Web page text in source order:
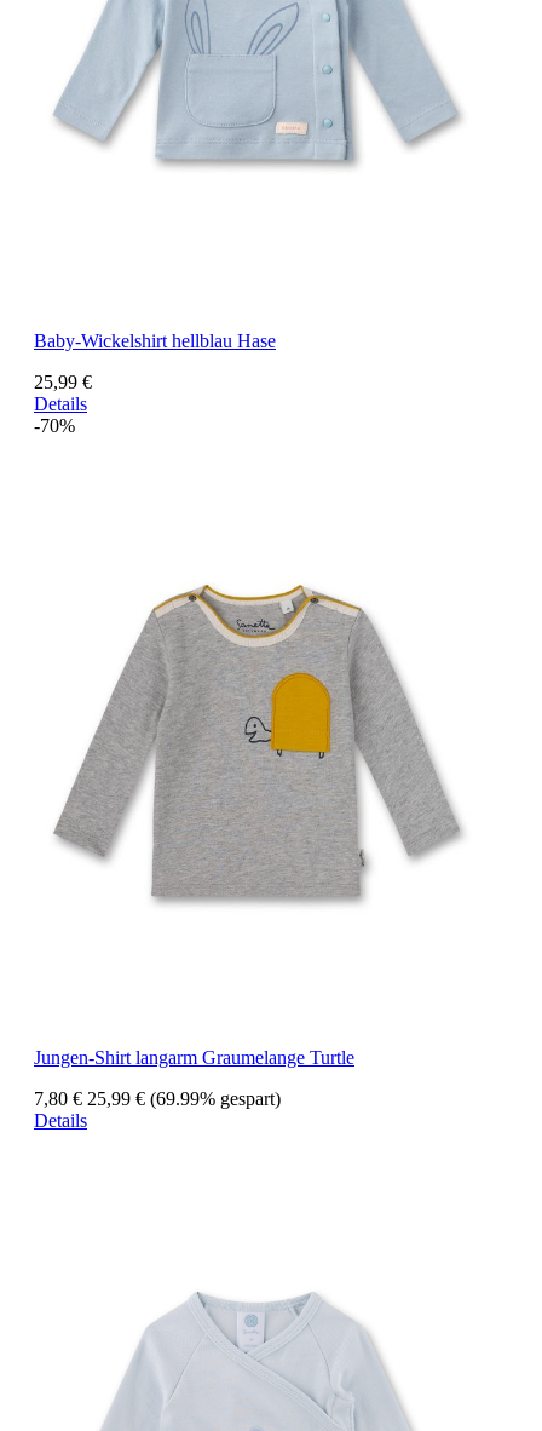
Baby-Wickelshirt hellblau Hase
25,99 €
Details
-70%
Jungen-Shirt langarm Graumelange Turtle
7,80 € 25,99 € (69.99% gespart)
Details